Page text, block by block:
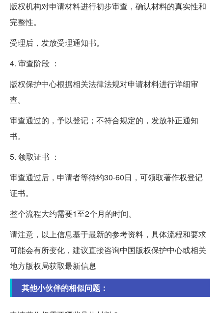
版权机构对申请材料进行初步审查，确认材料的真实性和
完整性。
受理后，发放受理通知书。
4. 审查阶段 ：
版权保护中心根据相关法律法规对申请材料进行详细审
查。
审查通过的，予以登记；不符合规定的，发放补正通知
书。
5. 领取证书 ：
审查通过后，申请者等待约30-60日，可领取著作权登记
证书。
整个流程大约需要1至2个月的时间。
请注意，以上信息基于最新的参考资料，具体流程和要求
可能会有所变化，建议直接咨询中国版权保护中心或相关
地方版权局获取最新信息
其他小伙伴的相似问题：